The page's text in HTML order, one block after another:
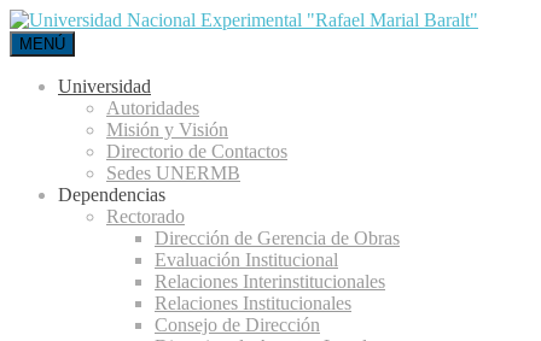
MENÚ
Universidad
Autoridades
Misión y Visión
Directorio de Contactos
Sedes UNERMB
Dependencias
Rectorado
Dirección de Gerencia de Obras
Evaluación Institucional
Relaciones Interinstitucionales
Relaciones Institucionales
Consejo de Dirección